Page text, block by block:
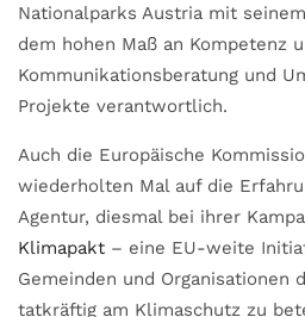
Nationalparks Austria mit
dem hohen Maß an Kompetenz
Kommunikationsberatung und
Projekte verantwortlich.
Auch die Europäische
wiederholten Mal auf die
Agentur, diesmal bei ihrer
Klimapakt – eine EU-weite
Gemeinden und Organisationen
tatkräftig am Klimaschutz zu